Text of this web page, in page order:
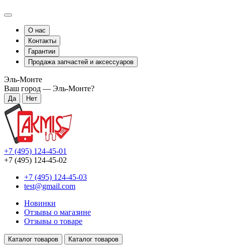
О нас
Контакты
Гарантии
Продажа запчастей и аксессуаров
Эль-Монте
Ваш город — Эль-Монте?
+7 (495) 124-45-01
+7 (495) 124-45-02
+7 (495) 124-45-03
test@gmail.com
Новинки
Отзывы о магазине
Отзывы о товаре
Каталог товаров Каталог товаров